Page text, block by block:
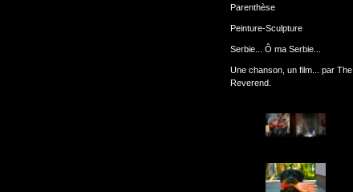
Parenthèse
Peinture-Sculpture
Serbie... Ô ma Serbie...
Une chanson, un film... par The
Reverend.